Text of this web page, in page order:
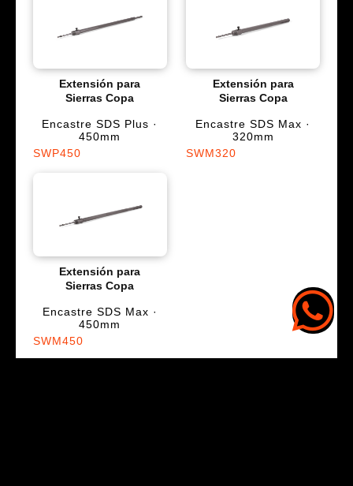
Extensión para
Sierras Copa
Encastre SDS Plus ·
450mm
SWP450
Extensión para
Sierras Copa
Encastre SDS Max ·
320mm
SWM320
Extensión para
Sierras Copa
Encastre SDS Max ·
450mm
SWM450